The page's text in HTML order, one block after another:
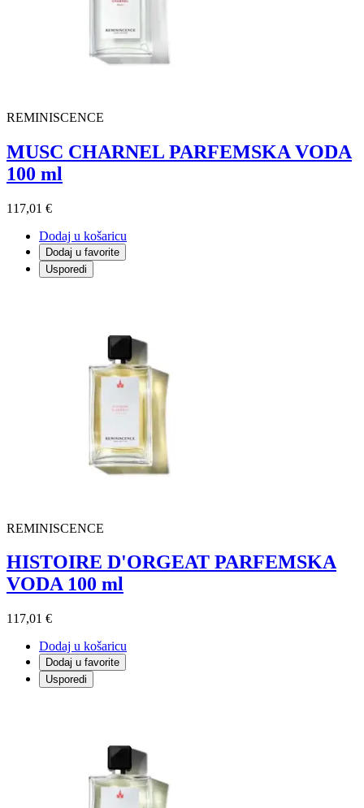
REMINISCENCE
MUSC CHARNEL PARFEMSKA VODA
100 ml
117,01 €
Dodaj u košaricu
Dodaj u favorite
Usporedi
REMINISCENCE
HISTOIRE D'ORGEAT PARFEMSKA
VODA 100 ml
117,01 €
Dodaj u košaricu
Dodaj u favorite
Usporedi